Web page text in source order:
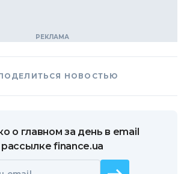
НОВОСТЬЮ
о главном за день в email
рассылке finance.ua